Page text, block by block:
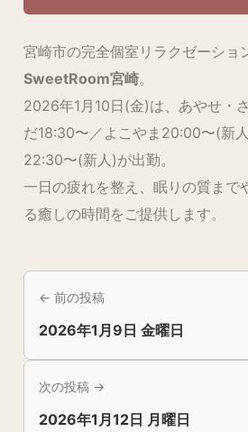
宮崎市の完全個室リラクゼーショ
SweetRoom宮崎。
2026年1月10日(金)は、あやせ・
だ18:30〜／よこやま20:00〜(新
22:30〜(新人)が出勤。
一日の疲れを整え、眠りの質まで
る癒しの時間をご提供します。
← 前の投稿
2026年1月9日 金曜日
次の投稿 →
2026年1月12日 月曜日